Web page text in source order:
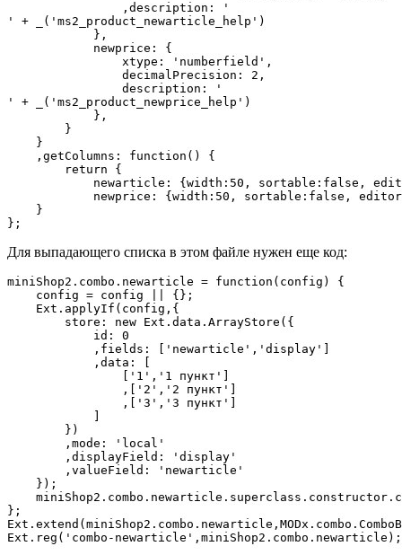
                ,description: '
' + _('ms2_product_newarticle_help')
            },
            newprice: {
                xtype: 'numberfield',
                decimalPrecision: 2,
                description: '
' + _('ms2_product_newprice_help')
            },
        }
    }
    ,getColumns: function() {
        return {
newarticle: {width:50, sortable:false,
newprice: {width:50, sortable:false,
    }
Для выпадающего списка в этом файле нужен еще код:
miniShop2.combo.newarticle = function(config) {
    config = config || {};
    Ext.applyIf(config,{
        store: new Ext.data.ArrayStore({
            id: 0
            ,fields: ['newarticle','display']
            ,data: [
                ['1','1 пункт']
                ,['2','2 пункт']
                ,['3','3 пункт']
        })
        ,mode: 'local'
        ,displayField: 'display'
        ,valueField: 'newarticle'
    });
};
Ext.reg('combo-newarticle',miniShop2.combo.newarticle);